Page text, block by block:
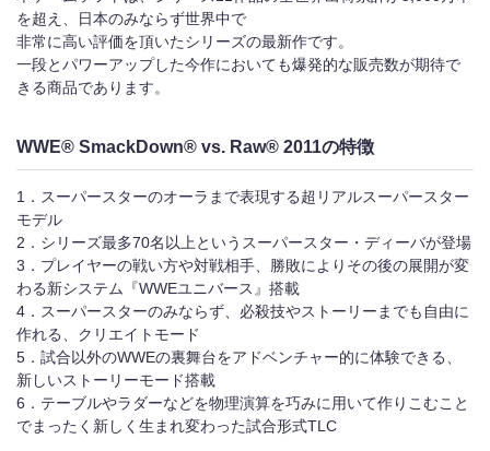
English
を超え、日本のみならず世界中で
非常に高い評価を頂いたシリーズの最新作です。
一段とパワーアップした今作においても爆発的な販売数が期待で
きる商品であります。
WWE® SmackDown® vs. Raw® 2011の特徴
1．スーパースターのオーラまで表現する超リアルスーパースター
モデル
2．シリーズ最多70名以上というスーパースター・ディーバが登場
3．プレイヤーの戦い方や対戦相手、勝敗によりその後の展開が変
わる新システム『WWEユニバース』搭載
4．スーパースターのみならず、必殺技やストーリーまでも自由に
作れる、クリエイトモード
5．試合以外のWWEの裏舞台をアドベンチャー的に体験できる、
新しいストーリーモード搭載
6．テーブルやラダーなどを物理演算を巧みに用いて作りこむこと
でまったく新しく生まれ変わった試合形式TLC